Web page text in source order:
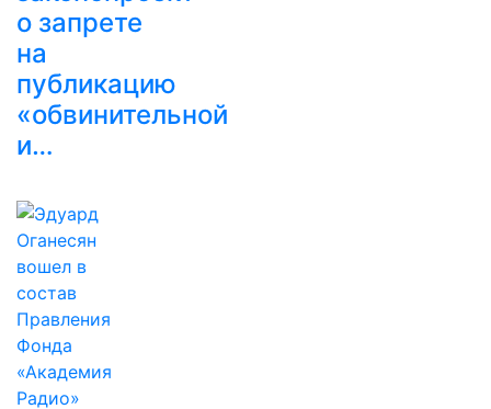
о запрете
на
публикацию
«обвинительной
и…